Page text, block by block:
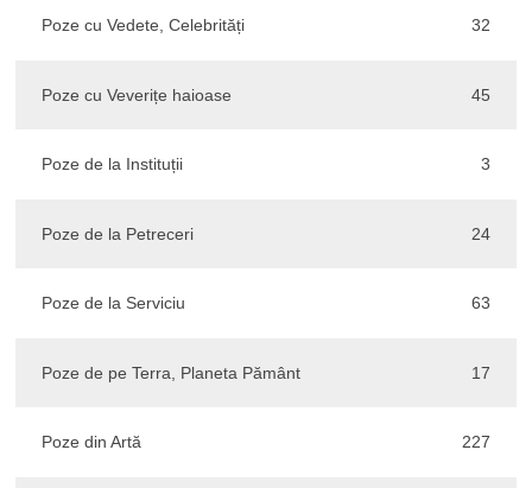
Poze cu Vedete, Celebrități 32
Poze cu Veverițe haioase 45
Poze de la Instituții 3
Poze de la Petreceri 24
Poze de la Serviciu 63
Poze de pe Terra, Planeta Pământ 17
Poze din Artă 227